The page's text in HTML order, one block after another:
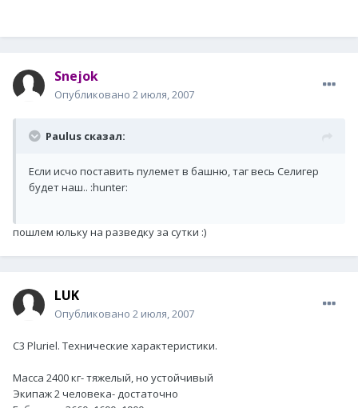
Snejok
Опубликовано 2 июля, 2007
Paulus сказал:
Если исчо поставить пулемет в башню, таг весь Селигер
будет наш.. :hunter:
пошлем юльку на разведку за сутки :)
LUK
Опубликовано 2 июля, 2007
C3 Pluriel. Технические характеристики.
Масса 2400 кг- тяжелый, но устойчивый
Экипаж 2 человека- достаточно